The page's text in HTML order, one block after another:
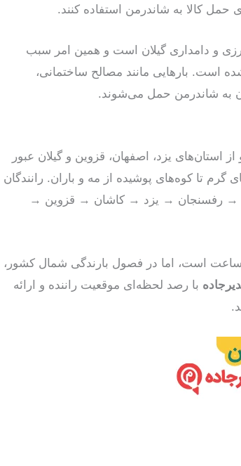
حمل کالا به شاندرمن استفاده کنند.
و دامداری گیلان است و همین امر سبب
است. بارهایی مانند مصالح ساختمانی،
به شاندرمن حمل می‌شوند.
است. و از استان‌های یزد، اصفهان، قزوین و گیلان عبور
گرم تا کوه‌های پوشیده از مه و باران. رانندگان
→ رفسنجان → یزد → کاشان → قزوین →
مدت زمان تقریبی سفر در شرایط نرمال حدود ۱۳ تا ۱۴ ساعت است، اما در فصول بارندگی شمال کشور،
با رصد لحظه‌ای موقعیت راننده و ارائه